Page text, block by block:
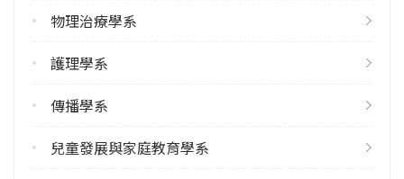
1
學系電話
花蓮縣花蓮市中央路三段701號
物理治療學系
護理學系
傳播學系
兒童發展與家庭教育學系